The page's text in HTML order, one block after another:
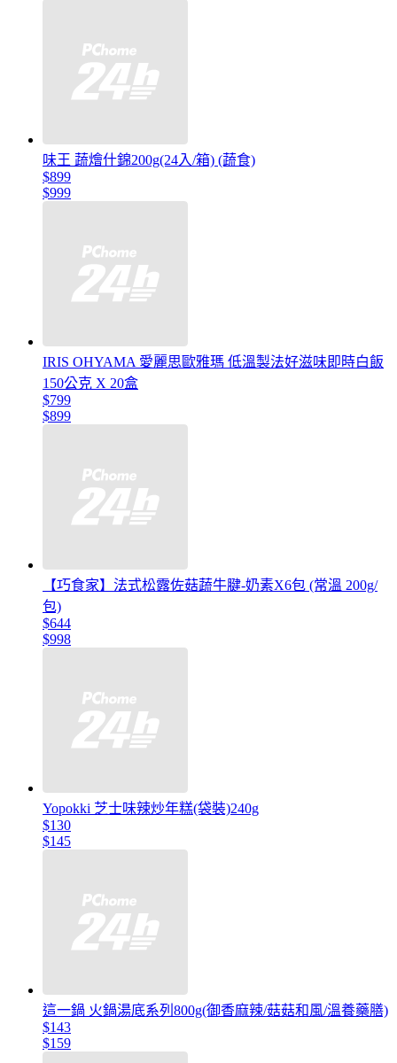
味王 蔬燴什錦200g(24入/箱) (蔬食)
$899
$999
IRIS OHYAMA 愛麗思歐雅瑪 低溫製法好滋味即時白飯
150公克 X 20盒
$799
$899
【巧食家】法式松露佐菇蔬牛腱-奶素X6包 (常溫 200g/
包)
$644
$998
Yopokki 芝士味辣炒年糕(袋裝)240g
$130
$145
這一鍋 火鍋湯底系列800g(御香麻辣/菇菇和風/溫養藥膳)
$143
$159